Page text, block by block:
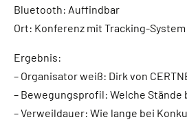
Bluetooth: Auffindbar
Ort: Konferenz mit Tracking-System
Ergebnis:
– Organisator weiß: Dirk von
– Bewegungsprofil: Welche Stände
– Verweildauer: Wie lange bei